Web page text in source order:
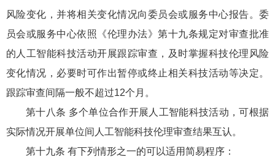
风险变化，并将相关变化情况向委员会或服务中心报告。委
员会或服务中心依照《伦理办法》第十九条规定对审查批准
的人工智能科技活动开展跟踪审查，及时掌握科技伦理风险
变化情况，必要时可作出暂停或终止相关科技活动等决定。
跟踪审查间隔一般不超过12个月。
第十八条 多个单位合作开展人工智能科技活动，可根据
实际情况开展单位间人工智能科技伦理审查结果互认。
第十九条 有下列情形之一的可以适用简易程序：